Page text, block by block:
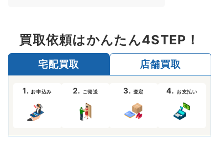
買取依頼はかんたん4STEP！
宅配買取 店舗買取
1.お申込み 2. ご発送 3. 査定 4. お支払い